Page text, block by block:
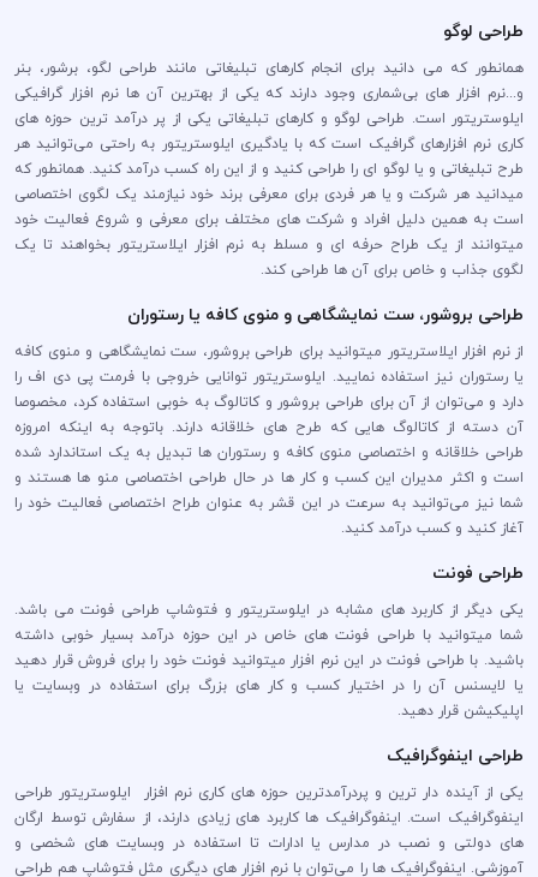
طراحی لوگو
همانطور که می دانید برای انجام کارهای تبلیغاتی مانند طراحی لگو، برشور، بنر
و...نرم افزار های بی‌شماری وجود دارند که یکی از بهترین آن ها نرم افزار گرافیکی
ایلوستریتور است. طراحی لوگو و کارهای تبلیغاتی یکی از پر درآمد ترین حوزه های
کاری نرم افزارهای گرافیک است که با یادگیری ایلوستریتور به راحتی می‌توانید هر
طرح تبلیغاتی و یا لوگو ای را طراحی کنید و از این راه کسب درآمد کنید. همانطور که
میدانید هر شرکت و یا هر فردی برای معرفی برند خود نیازمند یک لگوی اختصاصی
است به همین دلیل افراد و شرکت های مختلف برای معرفی و شروع فعالیت خود
میتوانند از یک طراح حرفه ای و مسلط به نرم افزار ایلاستریتور بخواهند تا یک
لگوی جذاب و خاص برای آن ها طراحی کند.
طراحی بروشور، ست نمایشگاهی و منوی کافه یا رستوران
از نرم افزار ایلاستریتور میتوانید برای طراحی بروشور، ست نمایشگاهی و منوی کافه
یا رستوران نیز استفاده نمایید. ایلوستریتور توانایی خروجی با فرمت پی دی اف را
دارد و می‌توان از آن برای طراحی بروشور و کاتالوگ به خوبی استفاده کرد، مخصوصا
آن دسته از کاتالوگ هایی که طرح های خلاقانه دارند. باتوجه به اینکه امروزه
طراحی خلاقانه و اختصاصی منوی کافه و رستوران ها تبدیل به یک استاندارد شده
است و اکثر مدیران این کسب و کار ها در حال طراحی اختصاصی منو ها هستند و
شما نیز می‌توانید به سرعت در این قشر به عنوان طراح اختصاصی فعالیت خود را
آغاز کنید و کسب درآمد کنید.
طراحی فونت
یکی دیگر از کاربرد های مشابه در ایلوستریتور و فتوشاپ طراحی فونت می باشد.
شما میتوانید با طراحی فونت های خاص در این حوزه درآمد بسیار خوبی داشته
باشید. با طراحی فونت در این نرم افزار میتوانید فونت خود را برای فروش قرار دهید
یا لایسنس آن را در اختیار کسب و کار های بزرگ برای استفاده در وبسایت یا
اپلیکیشن قرار دهید.
طراحی اینفوگرافیک
یکی از آینده دار ترین و پردرآمدترین حوزه های کاری نرم افزار ایلوستریتور طراحی
اینفوگرافیک است. اینفوگرافیک ها کاربرد های زیادی دارند، از سفارش توسط ارگان
های دولتی و نصب در مدارس یا ادارات تا استفاده در وبسایت های شخصی و
آموزشی. اینفوگرافیک ها را می‌توان با نرم افزار های دیگری مثل فتوشاپ هم طراحی